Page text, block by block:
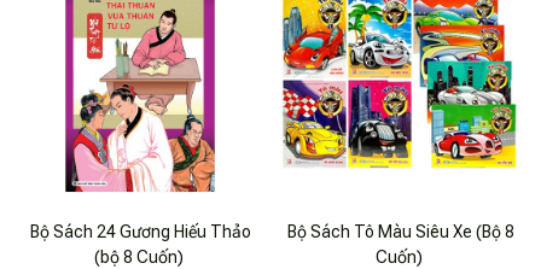
Bộ Sách 24 Gương Hiếu Thảo
(bộ 8 Cuốn)
Bộ Sách Tô Màu Siêu Xe (Bộ 8
Cuốn)